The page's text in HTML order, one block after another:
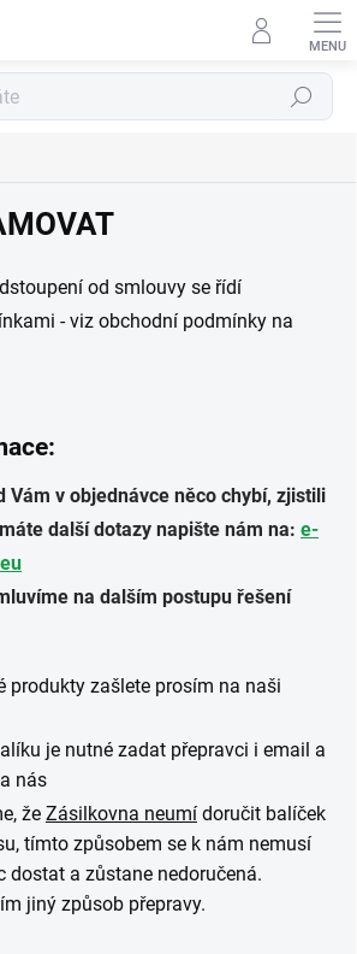
Hledat
od smlouvy se řídí
- viz obchodní podmínky na
Vám v objednávce něco chybí, zjistili
další dotazy napište nám na: e-
na dalším postupu řešení
produkty zašlete prosím na naši
je nutné zadat přepravci i email a
nás
že Zásilkovna neumí doručit balíček
tímto způsobem se k nám nemusí
dostat a zůstane nedoručená.
jiný způsob přepravy.